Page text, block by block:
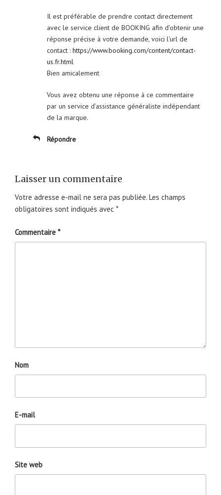
Il est préférable de prendre contact directement
avec le service client de BOOKING afin d’obtenir une
réponse précise à votre demande, voici l’url de
contact : https://www.booking.com/content/contact-
us.fr.html
Bien amicalement
Vous avez obtenu une réponse à ce commentaire
par un service d’assistance généraliste indépendant
de la marque.
Répondre
Laisser un commentaire
Votre adresse e-mail ne sera pas publiée. Les champs
obligatoires sont indiqués avec *
Commentaire *
Nom
E-mail
Site web